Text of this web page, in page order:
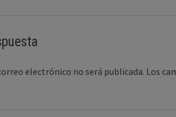
electrónico no será publicada. Los